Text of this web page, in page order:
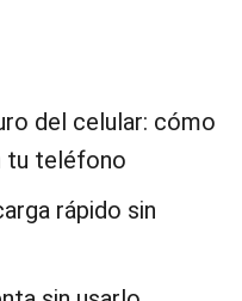
del celular: cómo
tu teléfono
rápido sin